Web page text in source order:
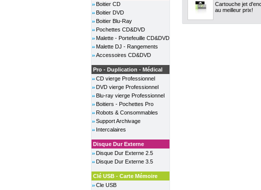
Boitier CD
Boitier DVD
Boitier Blu-Ray
Pochettes CD&DVD
Malette - Portefeuille CD&DVD
Malette DJ - Rangements
Accessoires CD&DVD
Pro - Duplication - Médical
CD vierge Professionnel
DVD vierge Professionnel
Blu-ray vierge Professionnel
Boitiers - Pochettes Pro
Robots & Consommables
Support Archivage
Intercalaires
Disque Dur Externe
Disque Dur Externe 2.5
Disque Dur Externe 3.5
Clé USB - Carte Mémoire
Cle USB
Cartouche jet
au meilleur prix!